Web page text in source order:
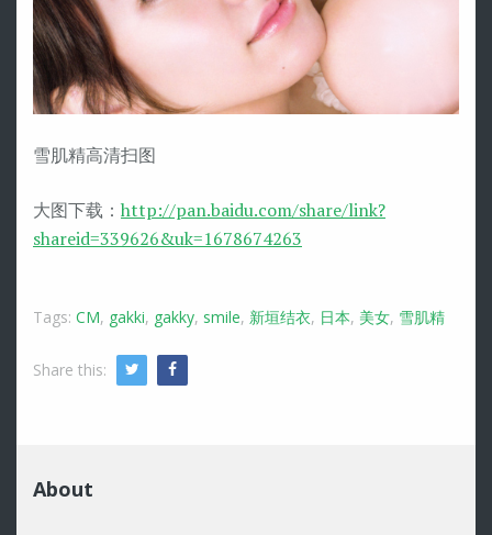
雪肌精高清扫图
大图下载： http://pan.baidu.com/share/link?
shareid=339626&uk=1678674263
Tags: CM, gakki, gakky, smile, 新垣结衣, 日本, 美女, 雪肌精
Share this: Twitter
About